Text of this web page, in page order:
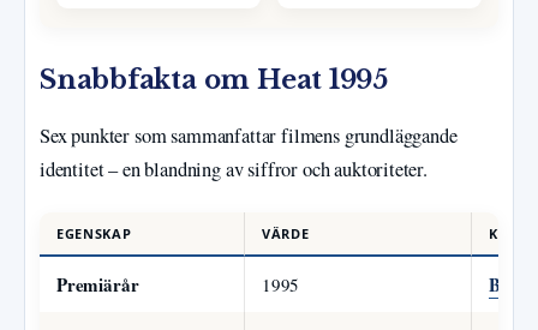
Snabbfakta om Heat 1995
Sex punkter som sammanfattar filmens grundläggande
identitet – en blandning av siffror och auktoriteter.
EGENSKAP VÄRDE KÄLLA
Premiärår 1995